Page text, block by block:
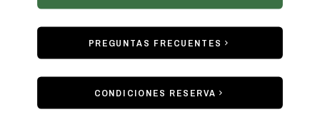
PREGUNTAS FRECUENTES
CONDICIONES RESERVA